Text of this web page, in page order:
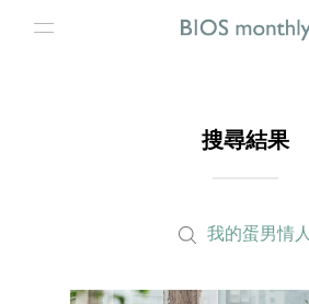
搜尋結果
我的蛋男情人